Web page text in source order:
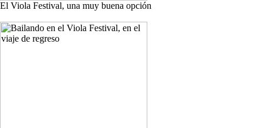
El Viola Festival, una muy buena opción